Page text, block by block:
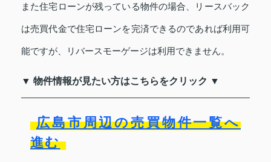
また住宅ローンが残っている物件の場合、リースバック
は売買代金で住宅ローンを完済できるのであれば利用可
能ですが、リバースモーゲージは利用できません。
▼ 物件情報が見たい方はこちらをクリック ▼
広島市周辺の売買物件一覧へ
進む